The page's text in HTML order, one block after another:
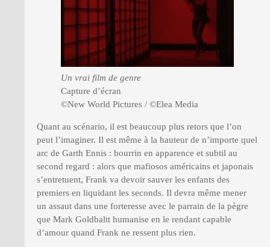
Un vrai film de genre
Capture d’écran
©New World Pictures / ©Elea Media
Quant au scénario, il est beaucoup plus retors que l’on
peut l’imaginer. Il est même à la hauteur de n’importe quel
arc de Garth Ennis : bourrin en apparence et subtil au
second regard : alors que mafiosos américains et japonais
s’entretuent, Frank va devoir sauver les enfants des
premiers en liquidant les seconds. Il devra même mener
un assaut dans une forteresse avec le parrain de la pègre
que Mark Goldbaltt humanise en le rendant capable
d’amour quand Frank ne ressent plus rien.